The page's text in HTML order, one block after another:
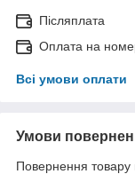
Післяплата
Оплата на
Всі умови оплати
Умови
Повернення товару